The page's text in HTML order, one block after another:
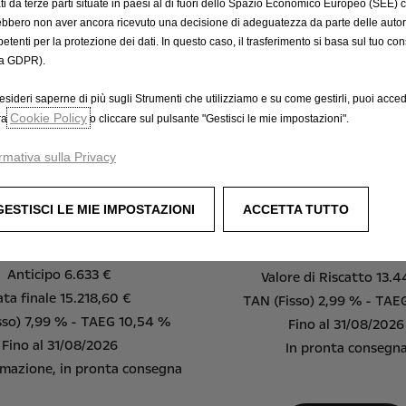
Mokka Hybrid
Edition
145 cv, cambio automatico
oltre oneri finanziari: 22.150 €
149 € al mese con Scelta Opel
Anticipo 6.633 €
finale 15.218,60 €
7,99 % - TAEG 10,54 %
Fino al 31/08/2026
in pronta consegna
Nuovo Mokka
Da 249 € al mese con
Primo canone anticipato
Valore di Riscatto
TAN (Fisso) 2,99 % -
Fino al 31/08/2026
In pronta
da terze parti situate in paesi al di fuori dello Spazio Economico Europeo (SEE)
non aver ancora ricevuto una decisione di adeguatezza da parte delle
per la protezione dei dati. In questo caso, il trasferimento si basa sul tuo
GDPR).
saperne di più sugli Strumenti che utilizziamo e su come gestirli, puoi
Cookie Policy o cliccare sul pulsante "Gestisci le mie impostazioni".
sulla Privacy
GESTISCI LE MIE IMPOSTAZIONI ACCETTA TUTTO